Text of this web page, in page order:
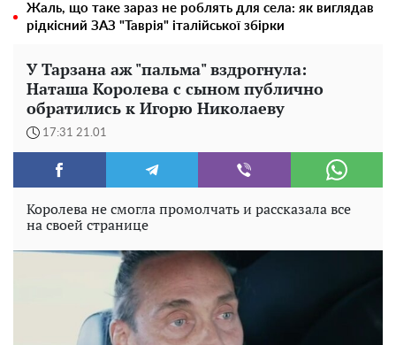
Жаль, що таке зараз не роблять для села: як виглядав
рідкісний ЗАЗ "Таврія" італійської збірки
У Тарзана аж "пальма" вздрогнула:
Наташа Королева с сыном публично
обратились к Игорю Николаеву
17:31 21.01
Королева не смогла промолчать и рассказала все
на своей странице